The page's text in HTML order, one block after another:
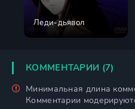
Леди-дьявол
КОММЕНТАРИИ (7)
Минимальная длина
Комментарии